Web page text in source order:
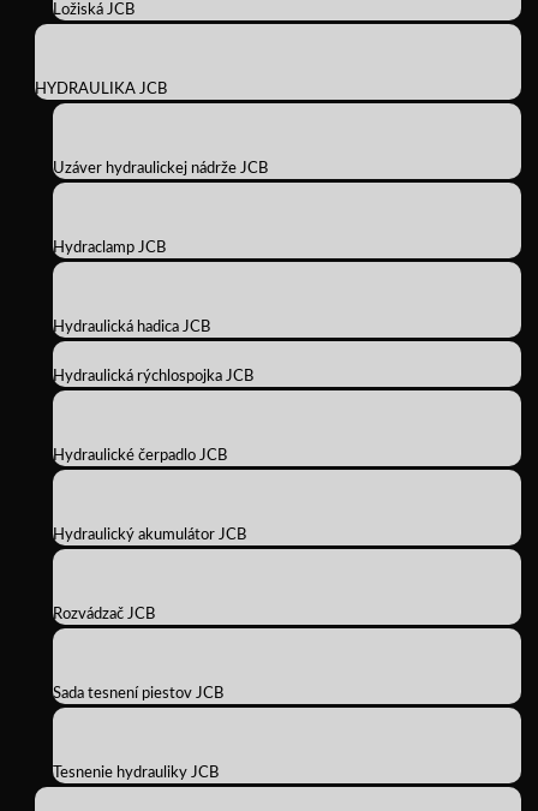
Ložiská JCB
HYDRAULIKA JCB
Uzáver hydraulickej nádrže JCB
Hydraclamp JCB
Hydraulická hadica JCB
Hydraulická rýchlospojka JCB
Hydraulické čerpadlo JCB
Hydraulický akumulátor JCB
Rozvádzač JCB
Sada tesnení piestov JCB
Tesnenie hydrauliky JCB